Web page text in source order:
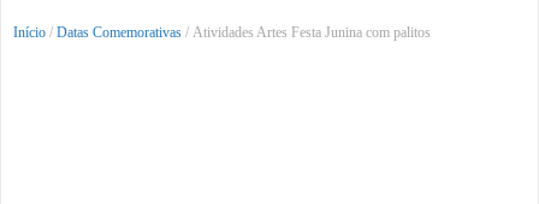
Início / Datas Comemorativas / Atividades Artes Festa Junina com palitos